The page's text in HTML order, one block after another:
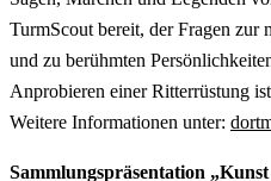
TurmScout bereit, der Fragen zur
und zu berühmten
Anprobieren einer Ritterrüstung
Weitere Informationen unter:
Sammlungspräsentation